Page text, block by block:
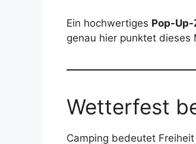
Ein hochwertiges Pop-
genau hier punktet dieses
Wetterfest
Camping bedeutet